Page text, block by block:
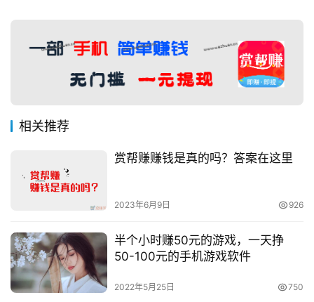
相关推荐
赏帮赚赚钱是真的吗？答案在这里
2023年6月9日 926
半个小时赚50元的游戏，一天挣
50-100元的手机游戏软件
2022年5月25日 750